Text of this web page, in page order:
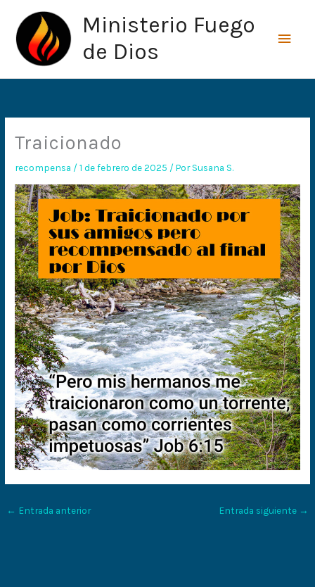
contenido
Ministerio Fuego
de Dios
Traicionado
recompensa /1 de febrero de 2025 / PorSusana S.
← Entrada anterior Entrada siguiente →